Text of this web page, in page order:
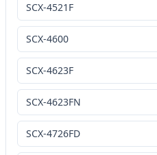
SCX-4521F
SCX-4600
SCX-4623F
SCX-4623FN
SCX-4726FD